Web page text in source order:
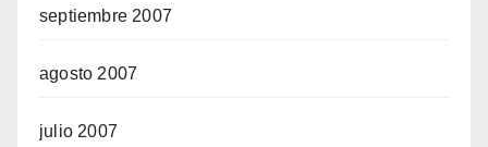
septiembre 2007
agosto 2007
julio 2007